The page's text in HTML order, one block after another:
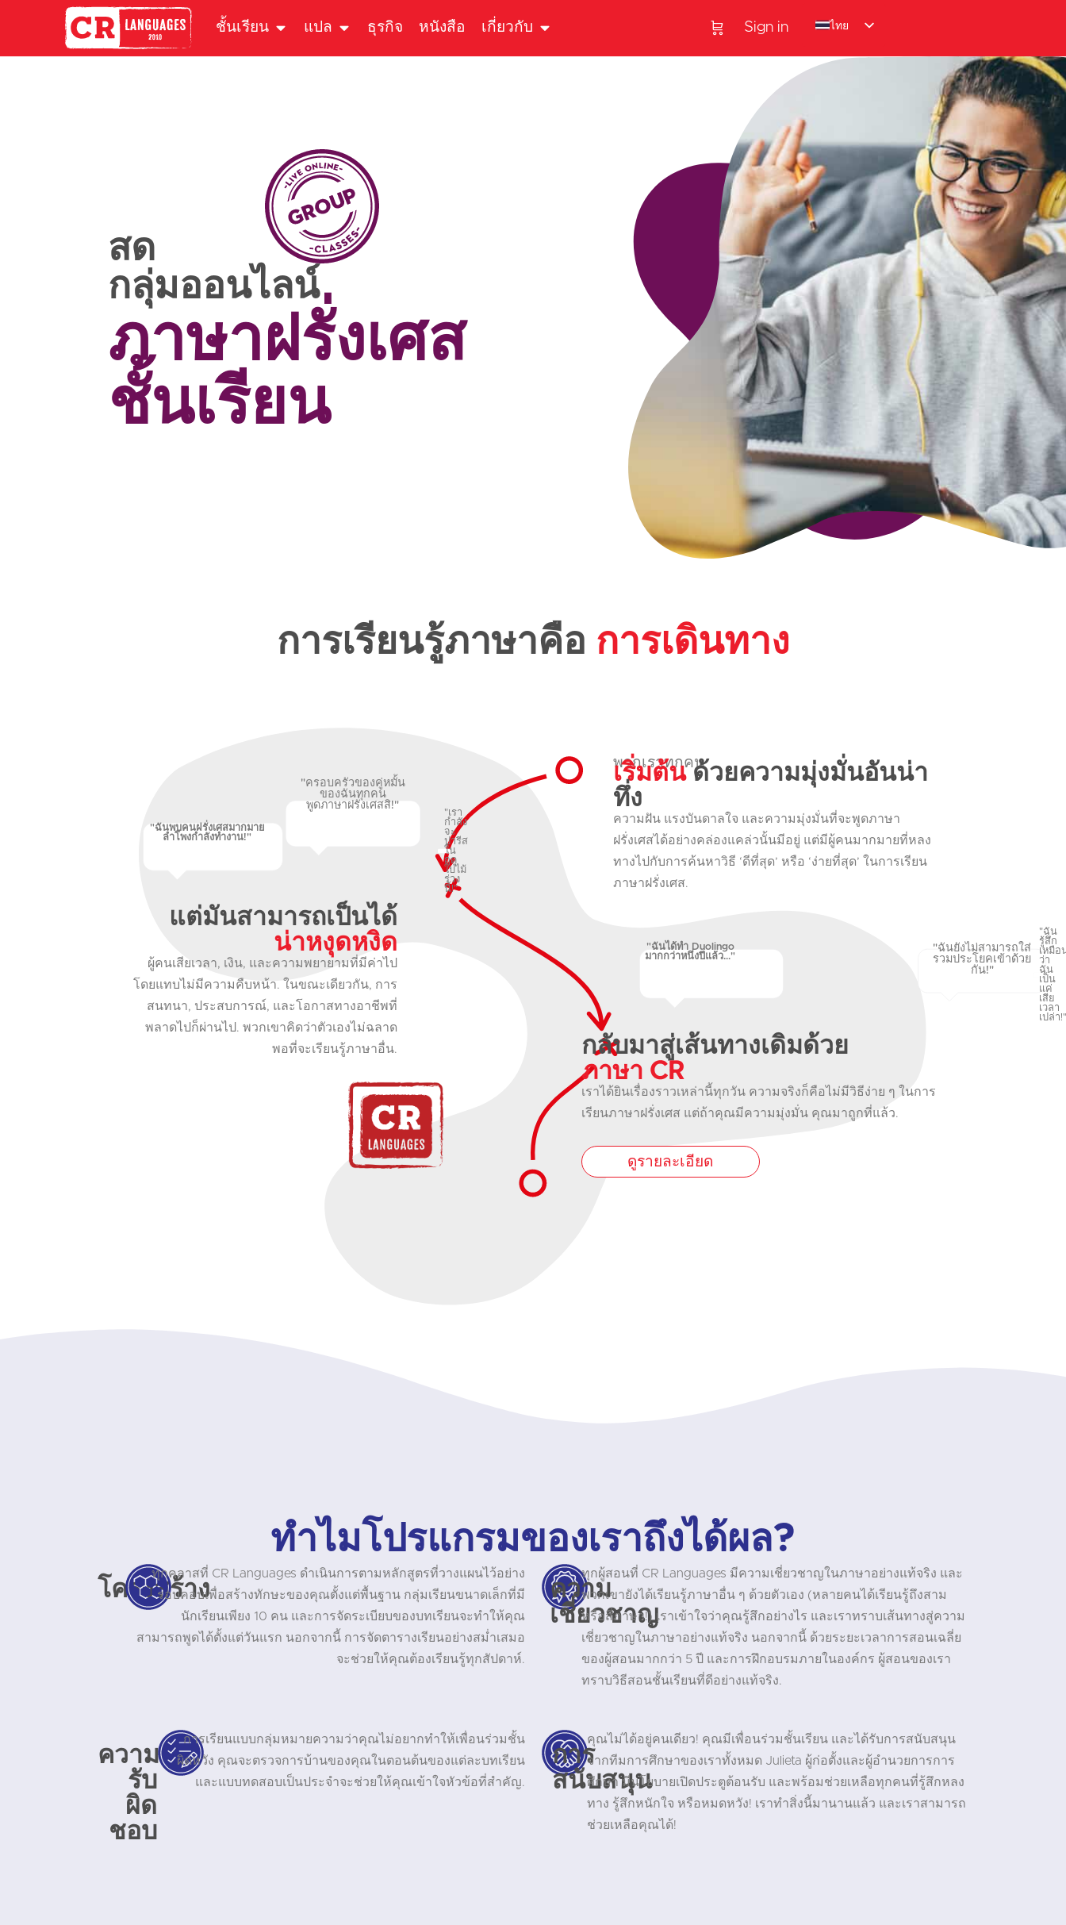
ชั้นเรียน แปล ธุรกิจ หนังสือ เกี่ยวกับ Sign in ไทย
สด
กลุ่มออนไลน์
ภาษาฝรั่งเศส
ชั้นเรียน
การเรียนรู้ภาษาคือ การเดินทาง
"ฉันพบคนฝรั่งเศสมากมาย
ลำโพงกำลังทำงาน!"
"ครอบครัวของคู่หมั้น
ของฉันทุกคน
พูดภาษาฝรั่งเศสสิ!"
"เรา
กำลัง
จะ
ปารีส
ใน
ฤดู
ใบไม้
ร่วง
นี้!"
แต่มันสามารถเป็นได้
น่าหงุดหงิด
ผู้คนเสียเวลา, เงิน, และความพยายามที่มีค่าไป
โดยแทบไม่มีความคืบหน้า. ในขณะเดียวกัน, การ
สนทนา, ประสบการณ์, และโอกาสทางอาชีพที่
พลาดไปก็ผ่านไป. พวกเขาคิดว่าตัวเองไม่ฉลาด
พอที่จะเรียนรู้ภาษาอื่น.
พวกเราทุกคน
เริ่มต้นด้วยความมุ่งมั่นอันน่า
ทึ่ง
ความฝัน แรงบันดาลใจ และความมุ่งมั่นที่จะพูดภาษา
ฝรั่งเศสได้อย่างคล่องแคล่วนั้นมีอยู่ แต่มีผู้คนมากมายที่หลง
ทางไปกับการค้นหาวิธี ‘ดีที่สุด’ หรือ ‘ง่ายที่สุด’ ในการเรียน
ภาษาฝรั่งเศส.
"ฉันได้ทำ Duolingo
มากกว่าหนึ่งปีแล้ว..."
"ฉันยังไม่สามารถใส่
รวมประโยคเข้าด้วย
กัน!"
"ฉัน
รู้สึก
เหมือ
ว่า
ฉัน
เป็น
แค่
เสีย
เวลา
เปล่า
กลับมาสู่เส้นทางเดิมด้วย
ภาษา CR
เราได้ยินเรื่องราวเหล่านี้ทุกวัน ความจริงก็คือไม่มีวิธีง่าย ๆ ในการ
เรียนภาษาฝรั่งเศส แต่ถ้าคุณมีความมุ่งมั่น คุณมาถูกที่แล้ว.
ดูรายละเอียด
ทำไมโปรแกรมของเราถึงได้ผล?
โครงสร้าง
ทุกคลาสที่ CR Languages ดำเนินการตามหลักสูตรที่วางแผนไว้อย่าง
รอบคอบเพื่อสร้างทักษะของคุณตั้งแต่พื้นฐาน กลุ่มเรียนขนาดเล็กที่มี
นักเรียนเพียง 10 คน และการจัดระเบียบของบทเรียนจะทำให้คุณ
สามารถพูดได้ตั้งแต่วันแรก นอกจากนี้ การจัดตารางเรียนอย่างสม่ำเสมอ
จะช่วยให้คุณต้องเรียนรู้ทุกสัปดาห์.
ความ
เชี่ยวชาญ
ทุกผู้สอนที่ CR Languages มีความเชี่ยวชาญในภาษาอย่างแท้จริง และ
พวกเขายังได้เรียนรู้ภาษาอื่น ๆ ด้วยตัวเอง (หลายคนได้เรียนรู้ถึงสาม
หรือสี่ภาษา!) เราเข้าใจว่าคุณรู้สึกอย่างไร และเราทราบเส้นทางสู่ความ
เชี่ยวชาญในภาษาอย่างแท้จริง นอกจากนี้ ด้วยระยะเวลาการสอนเฉลี่ย
ของผู้สอนมากกว่า 5 ปี และการฝึกอบรมภายในองค์กร ผู้สอนของเรา
ทราบวิธีสอนชั้นเรียนที่ดีอย่างแท้จริง.
ความ
รับ
ผิด
ชอบ
การเรียนแบบกลุ่มหมายความว่าคุณไม่อยากทำให้เพื่อนร่วมชั้น
ผิดหวัง คุณจะตรวจการบ้านของคุณในตอนต้นของแต่ละบทเรียน
และแบบทดสอบเป็นประจำจะช่วยให้คุณเข้าใจหัวข้อที่สำคัญ.
การ
สนับสนุน
คุณไม่ได้อยู่คนเดียว! คุณมีเพื่อนร่วมชั้นเรียน และได้รับการสนับสนุน
จากทีมการศึกษาของเราทั้งหมด Julieta ผู้ก่อตั้งและผู้อำนวยการการ
ศึกษา มีนโยบายเปิดประตูต้อนรับ และพร้อมช่วยเหลือทุกคนที่รู้สึกหลง
ทาง รู้สึกหนักใจ หรือหมดหวัง! เราทำสิ่งนี้มานานแล้ว และเราสามารถ
ช่วยเหลือคุณได้!